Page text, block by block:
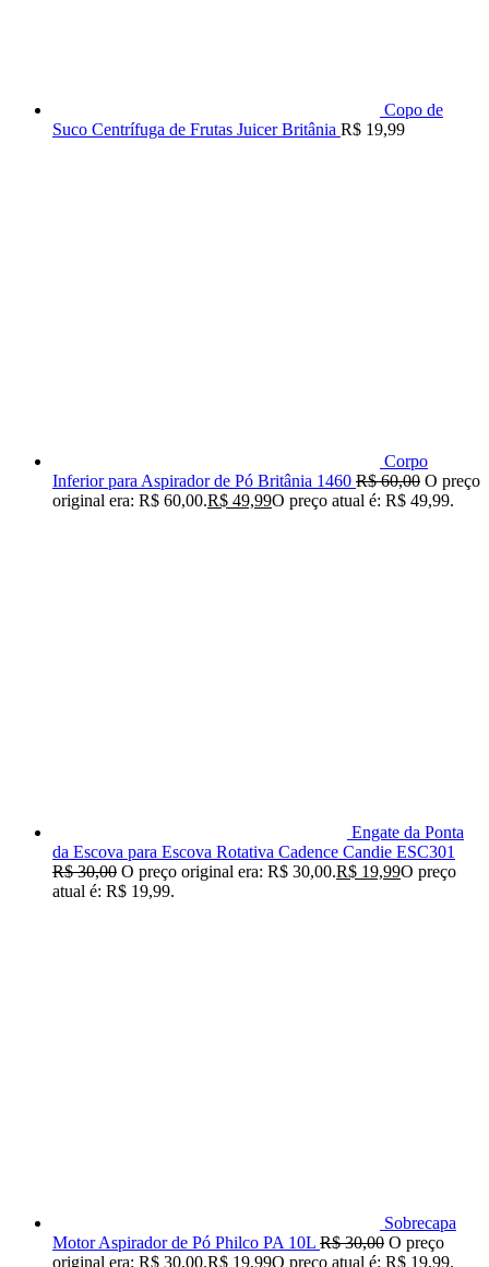
Copo de
Suco Centrífuga de Frutas Juicer Britânia R$ 19,99
Corpo
Inferior para Aspirador de Pó Britânia 1460 R$60,00 O preço
original era: R$ 60,00.R$ 49,99O preço atual é: R$ 49,99.
Engate da Ponta
da Escova para Escova Rotativa Cadence Candie ESC301
R$30,00 O preço original era: R$ 30,00.R$ 19,99O preço
atual é: R$ 19,99.
Sobrecapa
Motor Aspirador de Pó Philco PA 10L R$30,00 O preço
original era: R$ 30,00.R$ 19,99O preço atual é: R$ 19,99.